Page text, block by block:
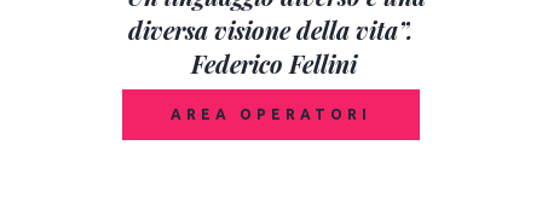
diversa visione della vita”.
Federico Fellini
AREA OPERATORI